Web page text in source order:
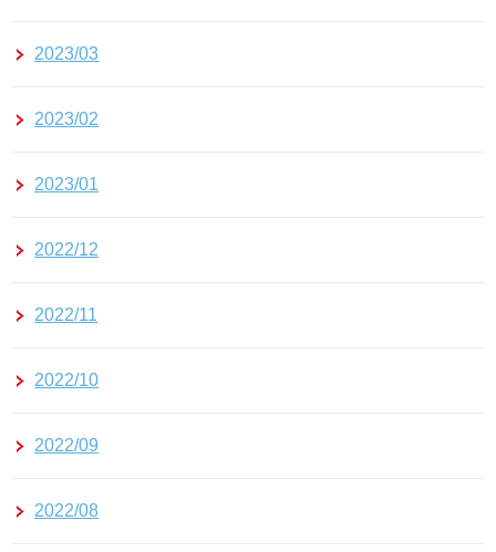
2023/03
2023/02
2023/01
2022/12
2022/11
2022/10
2022/09
2022/08